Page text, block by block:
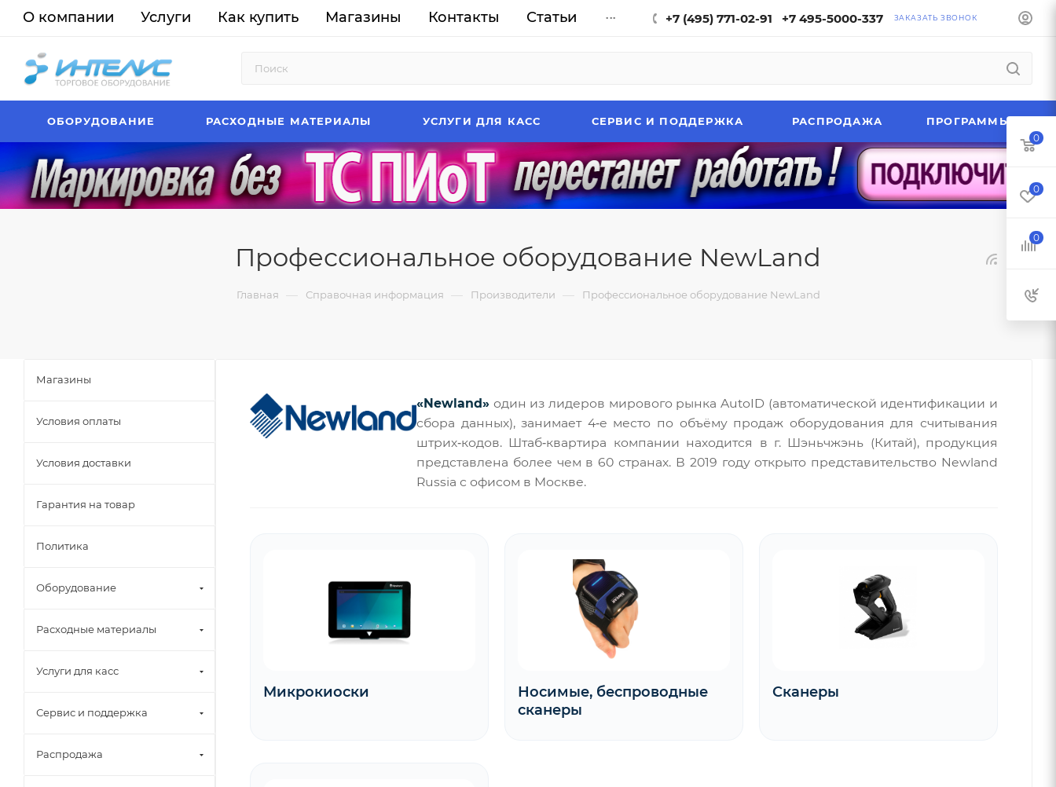
О компании Услуги Как купить Магазины Контакты Статьи ... +7 (495) 771-02-91 +7 495-5000-337 ЗАКАЗАТЬ ЗВОНОК
ОБОРУДОВАНИЕ РАСХОДНЫЕ МАТЕРИАЛЫ УСЛУГИ ДЛЯ КАСС СЕРВИС И ПОДДЕРЖКА РАСПРОДАЖА ПРОГРАММЫ
Профессиональное оборудование NewLand
Главная — Справочная информация — Производители — Профессиональное оборудование NewLand
«Newland» один из лидеров мирового рынка AutoID (автоматической идентификации и
сбора данных), занимает 4‑е место по объёму продаж оборудования для считывания
штрих‑кодов. Штаб‑квартира компании находится в г. Шэньчжэнь (Китай), продукция
представлена более чем в 60 странах. В 2019 году открыто представительство Newland
Russia с офисом в Москве.
Микрокиоски
Носимые, беспроводные
сканеры
Сканеры
Магазины
Условия оплаты
Условия доставки
Гарантия на товар
Политика
Оборудование
Расходные материалы
Услуги для касс
Сервис и поддержка
Распродажа
0
0
0